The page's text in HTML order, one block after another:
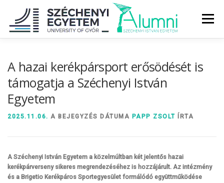
tartalomhoz
Menü
DIPLOMAÁTADÓ
A hazai kerékpársport erősödését is
támogatja a Széchenyi István
Egyetem
2025.11.06. A BEJEGYZÉS DÁTUMA PAPP ZSOLT ÍRTA
A Széchenyi István Egyetem a közelmúltban két jelentős hazai
kerékpárverseny sikeres megrendezéséhez is hozzájárult. Az intézmény
és a Brigetio Kerékpáros Sportegyesület formálódó együttműködése